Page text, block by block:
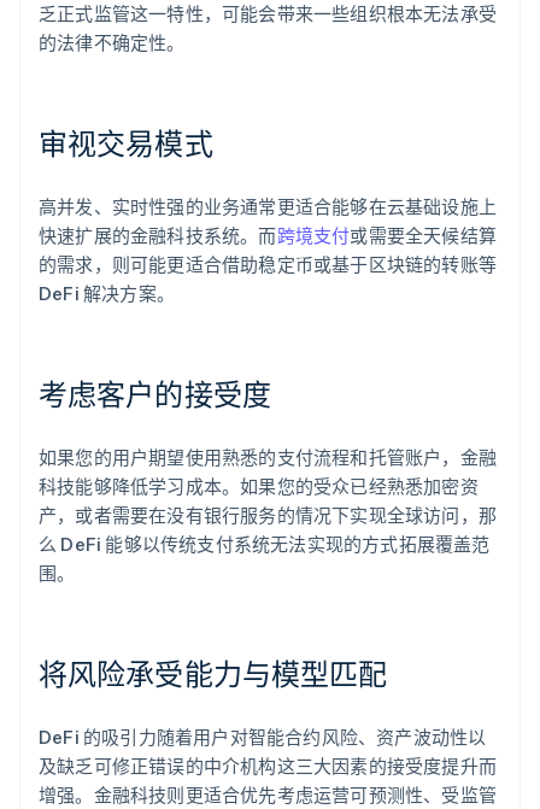
乏正式监管这一特性，可能会带来一些组织根本无法承受
的法律不确定性。
审视交易模式
高并发、实时性强的业务通常更适合能够在云基础设施上
快速扩展的金融科技系统。而跨境支付或需要全天候结算
的需求，则可能更适合借助稳定币或基于区块链的转账等
DeFi 解决方案。
考虑客户的接受度
如果您的用户期望使用熟悉的支付流程和托管账户，金融
科技能够降低学习成本。如果您的受众已经熟悉加密资
产，或者需要在没有银行服务的情况下实现全球访问，那
么 DeFi 能够以传统支付系统无法实现的方式拓展覆盖范
围。
将风险承受能力与模型匹配
DeFi 的吸引力随着用户对智能合约风险、资产波动性以
及缺乏可修正错误的中介机构这三大因素的接受度提升而
增强。金融科技则更适合优先考虑运营可预测性、受监管